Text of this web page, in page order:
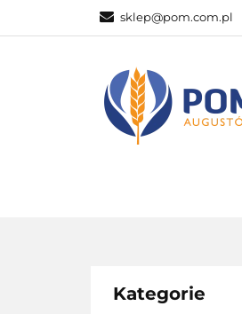
sklep@pom.com.pl
Kategorie